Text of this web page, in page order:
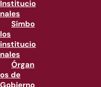
Institucio
nales
Símbo
los
institucio
nales
Órgan
os de
Gobierno